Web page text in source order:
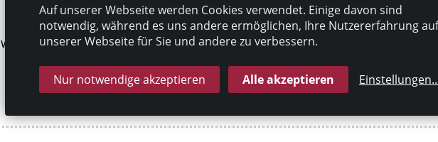
in Hambühren.
Auf unserer Webseite werden Cookies verwendet. Einige davon sind
notwendig, während es uns andere ermöglichen, Ihre Nutzererfahrung auf
unserer Webseite für Sie und andere zu verbessern.
Nur notwendige akzeptieren Alle akzeptieren Einstellungen